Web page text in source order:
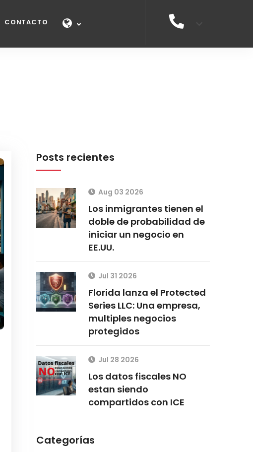
CONTACTO
Posts recientes
Aug 03 2026
Los inmigrantes tienen el
doble de probabilidad de
iniciar un negocio en
EE.UU.
Jul 31 2026
Florida lanza el Protected
Series LLC: Una empresa,
multiples negocios
protegidos
Jul 28 2026
Los datos fiscales NO
estan siendo
compartidos con ICE
Categorías